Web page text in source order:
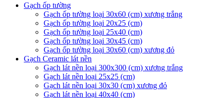
Gạch ốp tường
Gạch ốp tường loại 30x60 (cm) xương trắng
Gạch ốp tường loại 20x25 (cm)
Gạch ốp tường loại 25x40 (cm)
Gạch ốp tường loại 30x45 (cm)
Gạch ốp tường loại 30x60 (cm) xương đỏ
Gạch Ceramic lát nền
Gạch lát nền loại 300x300 (cm) xương trắng
Gạch lát nền loại 25x25 (cm)
Gạch lát nền loại 30x30 (cm) xương đỏ
Gạch lát nền loại 40x40 (cm)